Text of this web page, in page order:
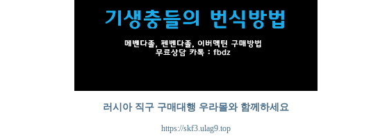
러시아 직구 구매대행 우라몰와 함께하세요
https://skf3.ulag9.top